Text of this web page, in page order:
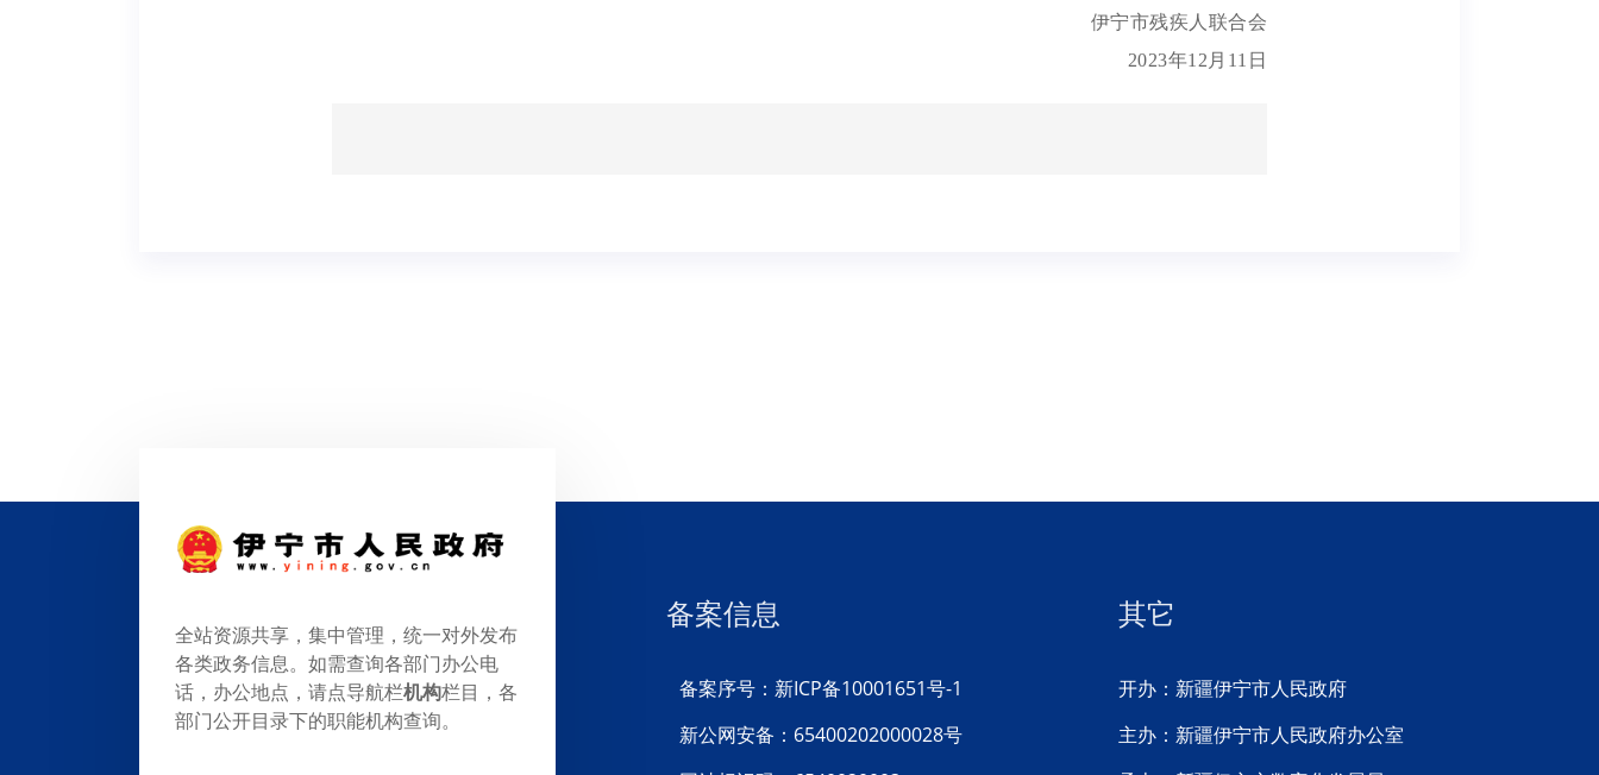
伊宁市残疾人联合会
2023年12月11日
全站资源共享，集中管理，统一对外发布
各类政务信息。如需查询各部门办公电
话，办公地点，请点导航栏机构栏目，各
部门公开目录下的职能机构查询。
备案信息
备案序号：新ICP备10001651号-1
新公网安备：65400202000028号
其它
开办：新疆伊宁市人民政府
主办：新疆伊宁市人民政府办公室